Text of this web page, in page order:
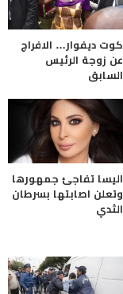
كوت ديفوار… الافراج
عن زوجة الرئيس
السابق
اليسا تفاجئ جمهورها
وتعلن اصابتها بسرطان
الثدي